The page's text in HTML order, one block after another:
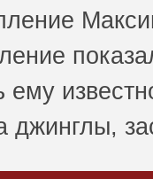
ему
джинглы,